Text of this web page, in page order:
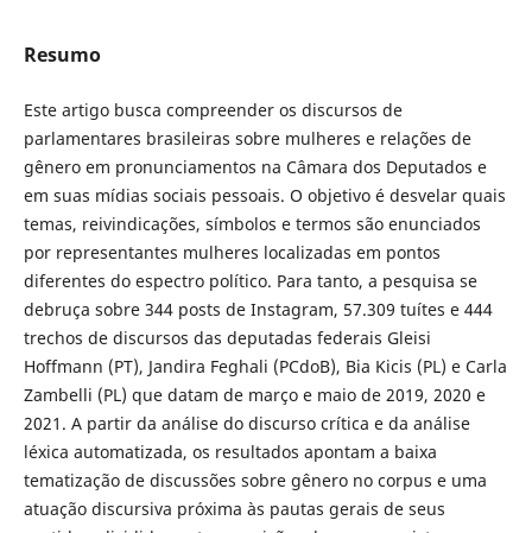
Resumo
Este artigo busca compreender os discursos de
parlamentares brasileiras sobre mulheres e relações de
gênero em pronunciamentos na Câmara dos Deputados e
em suas mídias sociais pessoais. O objetivo é desvelar quais
temas, reivindicações, símbolos e termos são enunciados
por representantes mulheres localizadas em pontos
diferentes do espectro político. Para tanto, a pesquisa se
debruça sobre 344 posts de Instagram, 57.309 tuítes e 444
trechos de discursos das deputadas federais Gleisi
Hoffmann (PT), Jandira Feghali (PCdoB), Bia Kicis (PL) e Carla
Zambelli (PL) que datam de março e maio de 2019, 2020 e
2021. A partir da análise do discurso crítica e da análise
léxica automatizada, os resultados apontam a baixa
tematização de discussões sobre gênero no corpus e uma
atuação discursiva próxima às pautas gerais de seus